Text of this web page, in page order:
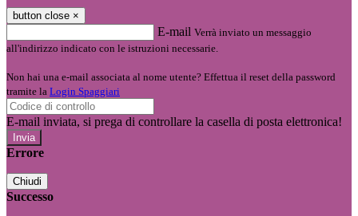
button close ×
E-mail Verrà inviato un messaggio
all'indirizzo indicato con le istruzioni necessarie.
Non hai una e-mail associata al nome utente? Effettua il reset della password
tramite la Login Spaggiari
E-mail inviata, si prega di controllare la casella di posta elettronica!
Errore
Chiudi
Successo